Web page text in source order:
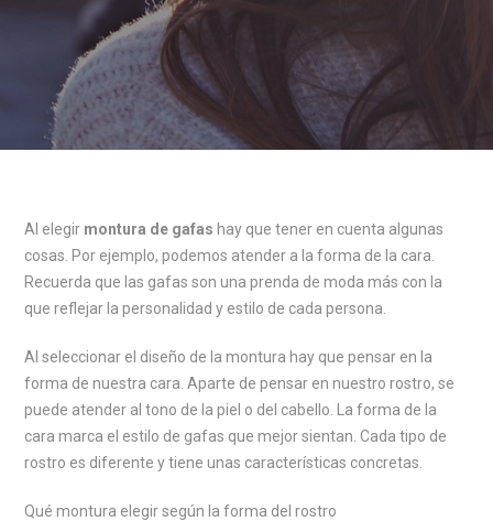
Al elegir montura de gafas hay que tener en cuenta algunas
cosas. Por ejemplo, podemos atender a la forma de la cara.
Recuerda que las gafas son una prenda de moda más con la
que reflejar la personalidad y estilo de cada persona.
Al seleccionar el diseño de la montura hay que pensar en la
forma de nuestra cara. Aparte de pensar en nuestro rostro, se
puede atender al tono de la piel o del cabello. La forma de la
cara marca el estilo de gafas que mejor sientan. Cada tipo de
rostro es diferente y tiene unas características concretas.
Qué montura elegir según la forma del rostro